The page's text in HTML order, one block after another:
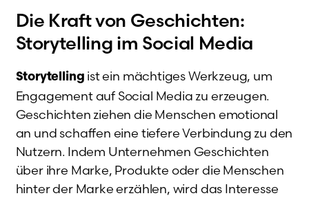
Die Kraft von Geschichten:
Storytelling im Social Media
Storytelling ist ein mächtiges Werkzeug, um
Engagement auf Social Media zu erzeugen.
Geschichten ziehen die Menschen emotional
an und schaffen eine tiefere Verbindung zu den
Nutzern. Indem Unternehmen Geschichten
über ihre Marke, Produkte oder die Menschen
hinter der Marke erzählen, wird das Interesse